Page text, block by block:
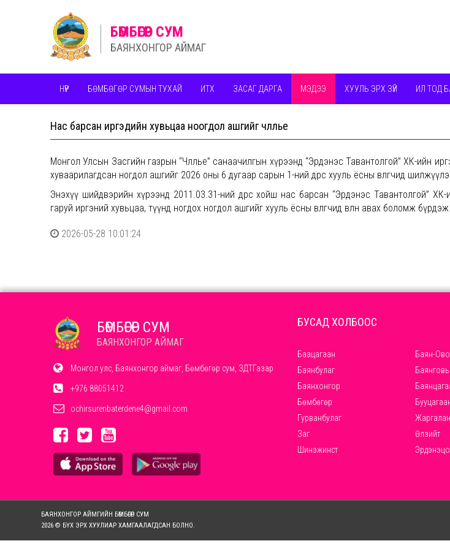
БӨМБӨГӨР СУМ
БАЯНХОНГОР АЙМАГ
НҮҮР БӨМБӨГӨР СУМЫН ТУХАЙ ИТХ ЗАСАГ ДАРГА МЭДЭЭ ХУУЛЬ ЭРХ ЗҮЙ ИЛ ТОД
Нас барсан иргэдийн хувьцаа ноогдол ашгийг чөлөөлье
Монгол Улсын Засгийн газрын “Чөлөөлье” санаачилгын хүрээнд “Эрдэнэс Тавантолгой” ХК-ийн
хуваарилагдсан ногдол ашгийг 2026 оны 6 дугаар сарын 1-ний өдрөөс хууль ёсны өвлөгчид
Энэхүү шийдвэрийн хүрээнд 2011.03.31-ний өдрөөс хойш нас барсан “Эрдэнэс Тавантолгой”
гаруй иргэний хувьцаа, түүнд ногдох ногдол ашгийг хууль ёсны өвлөгчид өвлөн авах боломж
2026-05-28 10:01:24
БӨМБӨГӨР СУМ
БАЯНХОНГОР АЙМАГ
Монгол улс, Баянхонгор аймаг, Бөмбөгөр сум, ЗДТГазар
+976 88051412
ochirsurenbaterdene4@gmail.com
БУСАД ХОЛБООС
Баацагаан Баян-
Баянбулаг
Баянговь
Баянхонгор
Бөмбөгөр
Гурванбулаг
Заг
Өлзийт
Шинэжинст
БАЯНХОНГОР АЙМГИЙН БӨМБӨГӨР СУМ
2026 © БҮХ ЭРХ ХУУЛИАР ХАМГААЛАГДСАН БОЛНО.